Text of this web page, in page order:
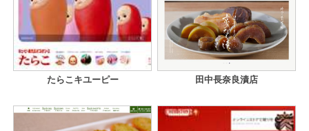
たらこキユーピー 田中長奈良漬店